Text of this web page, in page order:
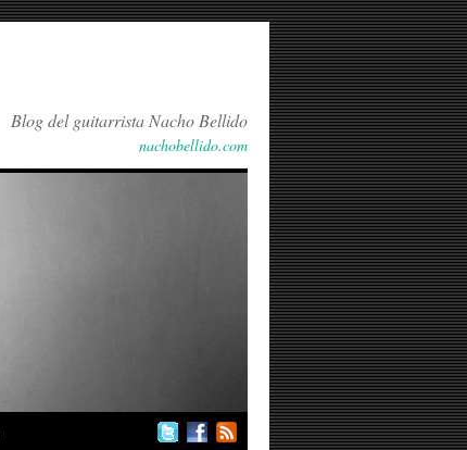
Blog del guitarrista Nacho Bellido
nachobellido.com